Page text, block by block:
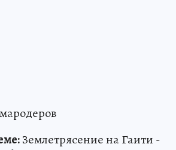
Землетрясение на Гаити -